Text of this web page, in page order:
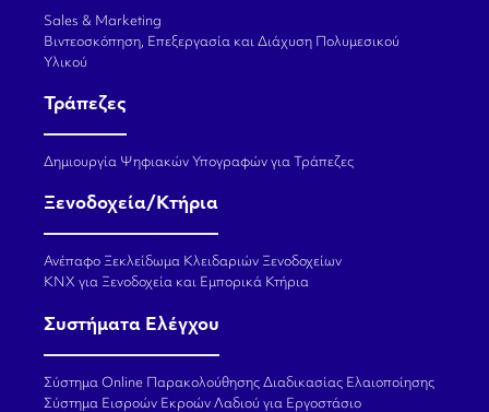
Sales & Marketing
Βιντεοσκόπηση, Επεξεργασία και Διάχυση Πολυμεσικού
Υλικού
Τράπεζες
Δημιουργία Ψηφιακών Υπογραφών για Τράπεζες
Ξενοδοχεία/Κτήρια
Ανέπαφο Ξεκλείδωμα Κλειδαριών Ξενοδοχείων
KNX για Ξενοδοχεία και Εμπορικά Κτήρια
Συστήματα Ελέγχου
Σύστημα Online Παρακολούθησης Διαδικασίας Ελαιοποίησης
Σύστημα Εισροών Εκροών Λαδιού για Εργοστάσιο